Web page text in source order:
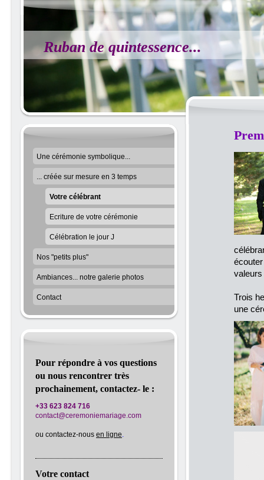
Ruban de quintessence...
Trois
une
Une cérémonie symbolique...
... créée sur mesure en 3 temps
Votre célébrant
Ecriture de votre cérémonie
Célébration le jour J
Nos "petits plus"
Ambiances... notre galerie photos
Contact
Pour répondre à vos questions
ou nous rencontrer très
prochainement, contactez- le :
+33 623 824 716
contact@ceremoniemariage.com
ou contactez-nous en ligne.
Votre contact